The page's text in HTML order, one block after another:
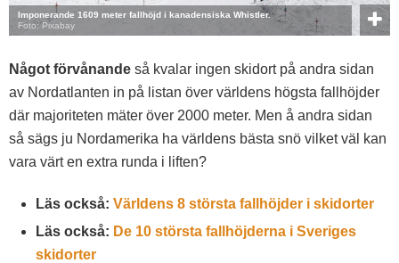
Imponerande 1609 meter fallhöjd i kanadensiska Whistler.
Foto: Pixabay
Något förvånande så kvalar ingen skidort på andra sidan
av Nordatlanten in på listan över världens högsta fallhöjder
där majoriteten mäter över 2000 meter. Men å andra sidan
så sägs ju Nordamerika ha världens bästa snö vilket väl kan
vara värt en extra runda i liften?
Läs också: Världens 8 största fallhöjder i skidorter
Läs också: De 10 största fallhöjderna i Sveriges
skidorter